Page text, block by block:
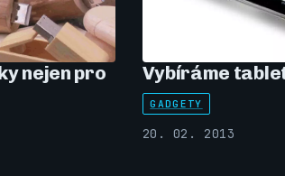
nejen pro
Vybíráme
GADGETY
20. 02. 2013